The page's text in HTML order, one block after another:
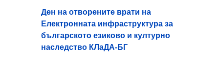
Ден на отворените врати на
Електронната инфраструктура за
българското езиково и културно
наследство КЛаДА-БГ